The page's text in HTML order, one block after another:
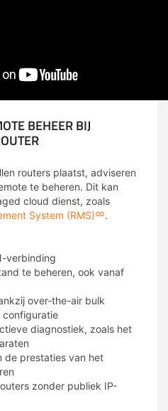
BEHEER BIJ
routers plaatst, adviseren
te beheren. Dit kan
cloud dienst, zoals
System (RMS)
.
verbinding
te beheren, ook vanaf
over-the-air bulk
configuratie
diagnostiek, zoals het
de prestaties van het
zonder publiek IP-